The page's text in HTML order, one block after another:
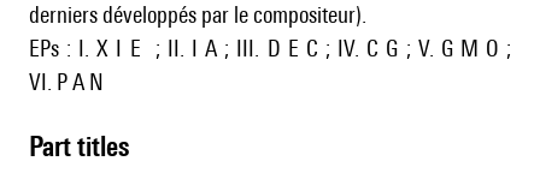
derniers développés par le compositeur).
EPs : I.X I E ; II. I A ; III. D E C ; IV. C G ; V. G M O ;
VI. P A N
Part titles